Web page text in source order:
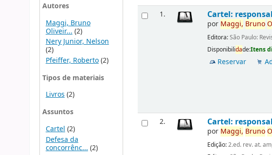
Autores
Maggi, Bruno
Oliveir... (2)
Nery Junior, Nelson
(2)
Pfeiffer, Roberto(2)
Tipos de materiais
Livros(2)
Assuntos
Cartel (2)
Defesa da
concorrênc... (2)
1. Cartel:
por Maggi, Bruno
Editora:São Paulo:
Disponibilidade:Itens
Reservar
2. Cartel:
por Maggi, Bruno
Edição:2.ed. rev. at.